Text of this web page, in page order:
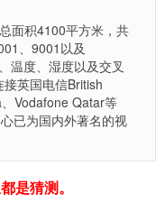
面积4100平方米，共
、9001以及
温度、湿度以及交叉
英国电信British
Vodafone Qatar等
已为国内外著名的视
是猜测。